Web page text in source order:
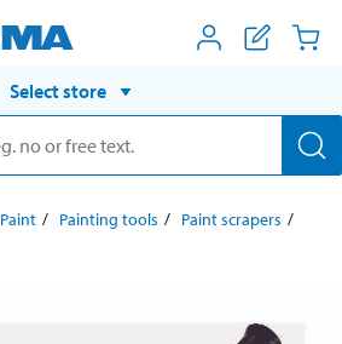
Select store
Paint Painting tools
Paint scrapers